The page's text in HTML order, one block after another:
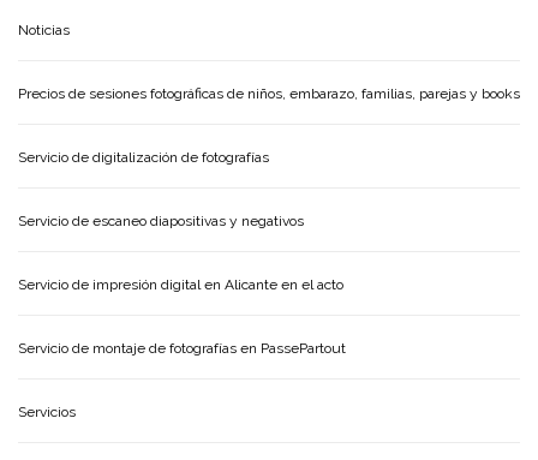
Noticias
Precios de sesiones fotográficas de niños, embarazo, familias, parejas y books
Servicio de digitalización de fotografías
Servicio de escaneo diapositivas y negativos
Servicio de impresión digital en Alicante en el acto
Servicio de montaje de fotografías en PassePartout
Servicios